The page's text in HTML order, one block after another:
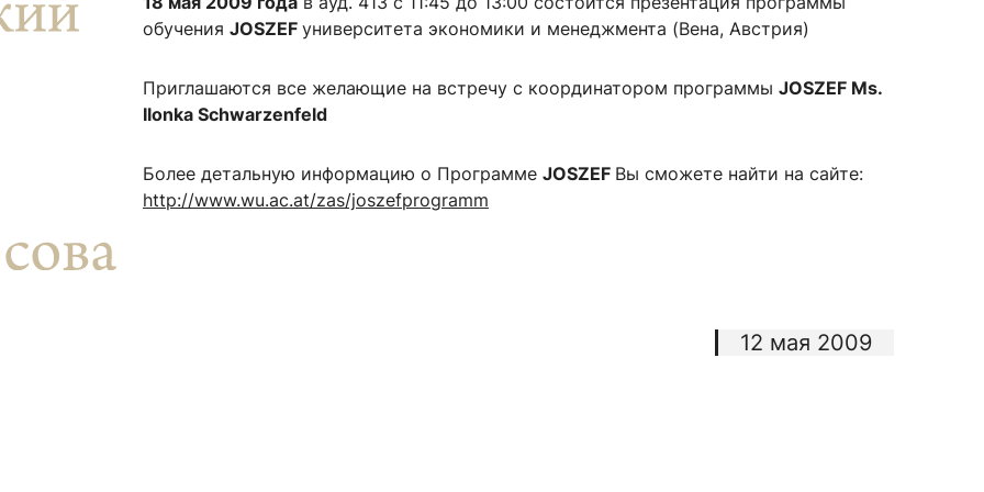
Закрепление
и трудоустройство Информационные ресурсы
Электронные и цифровые базы
ИИ в образовании
Преподавателям
факультета»
«Экономика»
Контакты
обучения JOSZEF университета экономики и менеджмента (Вена, Австрия)
Приглашаются все желающие на встречу с координатором программы JOSZEF Ms.
Ilonka Schwarzenfeld
Более детальную информацию о Программе JOSZEF Вы сможете найти на сайте:
http://www.wu.ac.at/zas/joszefprogramm
12 мая 2009